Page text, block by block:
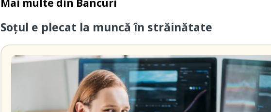
Mai multe din Bancuri
Soțul e plecat la muncă în străinătate